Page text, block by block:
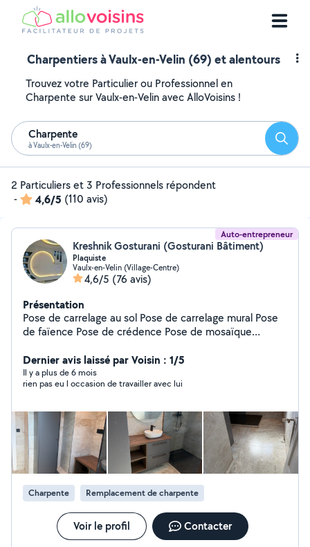
Charpentiers à Vaulx-en-Velin (69) et alentours
Trouvez votre Particulier ou Professionnel en
Charpente sur Vaulx-en-Velin avec AlloVoisins !
Charpente
à Vaulx-en-Velin (69)
2 Particuliers et 3 Professionnels répondent
-
4,6/5 (110 avis)
Auto-entrepreneur
Kreshnik Gosturani (Gosturani Bâtiment)
Plaquiste
Vaulx-en-Velin (Village-Centre)
4,6/5 (76 avis)
Présentation
Pose de carrelage au sol Pose de carrelage mural Pose
de faïence Pose de crédence Pose de mosaïque
Terrasse en carrelage Pose de parquet flottant Pose de
parquet stratifié Pose de parquet PVC / vinyle Pose de
plinthes Ragréage de sol Peinture intérieure Peinture
Rebouchage des fissures Pose de toile de verre
Plâtrerie Pose de plaques de plâtre (placo) Cloisons
Faux plafond Isolation intérieure Bandes à joints Salle de
bain Rénovation complète Pose de douche Pose de
baignoire Pose de meuble vasque Faïence murale
Étanchéité Cuisine Pose de cuisine Plan de travail
Crédence Montage de meubles Petits raccordements
Papier peint Revêtement mural décoratif Sol PVC
Lames vinyles Décoration Aménagement intérieur
Finitions Conseils en décoration
Dernier avis laissé par Voisin : 1/5
Il y a plus de 6 mois
rien pas eu l occasion de travailler avec lui
Charpente Remplacement de charpente
Voir le profil Contacter